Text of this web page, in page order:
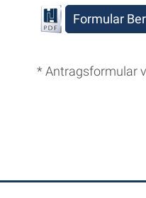
Formular
* Antragsformular